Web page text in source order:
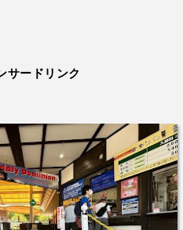
サードリンク